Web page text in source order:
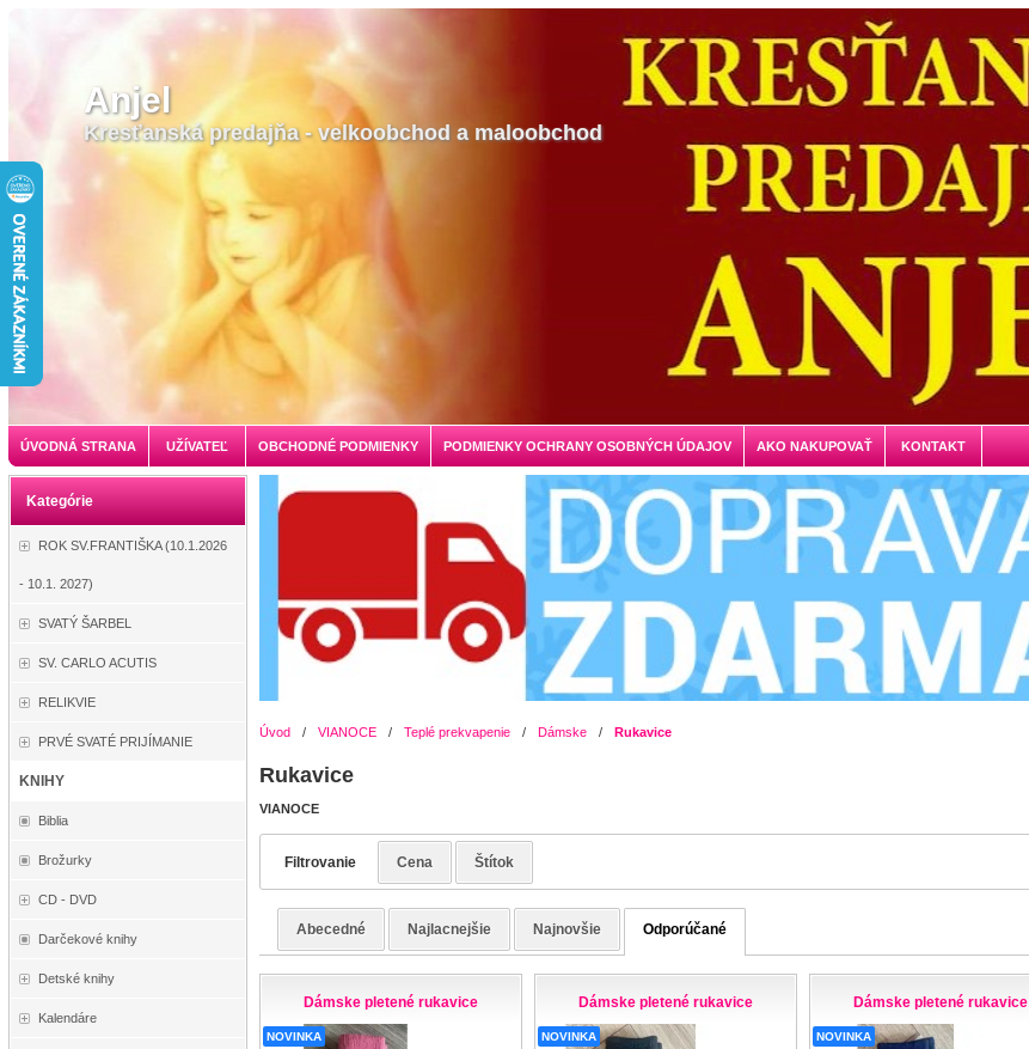
Anjel
Kresťanská predajňa - velkoobchod a maloobchod
ÚVODNÁ STRANA UŽÍVATEĽ OBCHODNÉ PODMIENKY PODMIENKY OCHRANY OSOBNÝCH ÚDAJOV AKO NAKUPOVAŤ KONTAKT
Kategórie
ROK SV.FRANTIŠKA (10.1.2026
- 10.1. 2027)
SVATÝ ŠARBEL
SV. CARLO ACUTIS
RELIKVIE
PRVÉ SVATÉ PRIJÍMANIE
KNIHY
Biblia
Brožurky
CD - DVD
Darčekové knihy
Detské knihy
Kalendáre
Úvod / VIANOCE / Teplé prekvapenie / Dámske / Rukavice
Rukavice
VIANOCE
Filtrovanie Cena Štítok
Abecedné Najlacnejšie Najnovšie Odporúčané
Dámske pletené rukavice
NOVINKA
Dámske pletené rukavice
NOVINKA
Dámske pletené rukavice
NOVINKA